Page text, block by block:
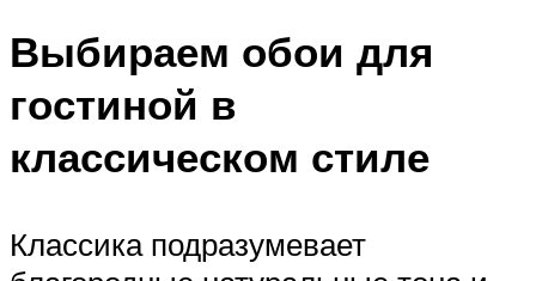
Выбираем обои для
гостиной в
классическом стиле
Классика подразумевает